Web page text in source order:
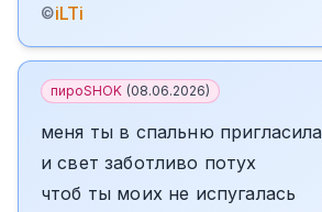
©iLTi
пироSHOK (08.06.2026)
меня ты в спальню пригласила
и свет заботливо потух
чтоб ты моих не испугалась